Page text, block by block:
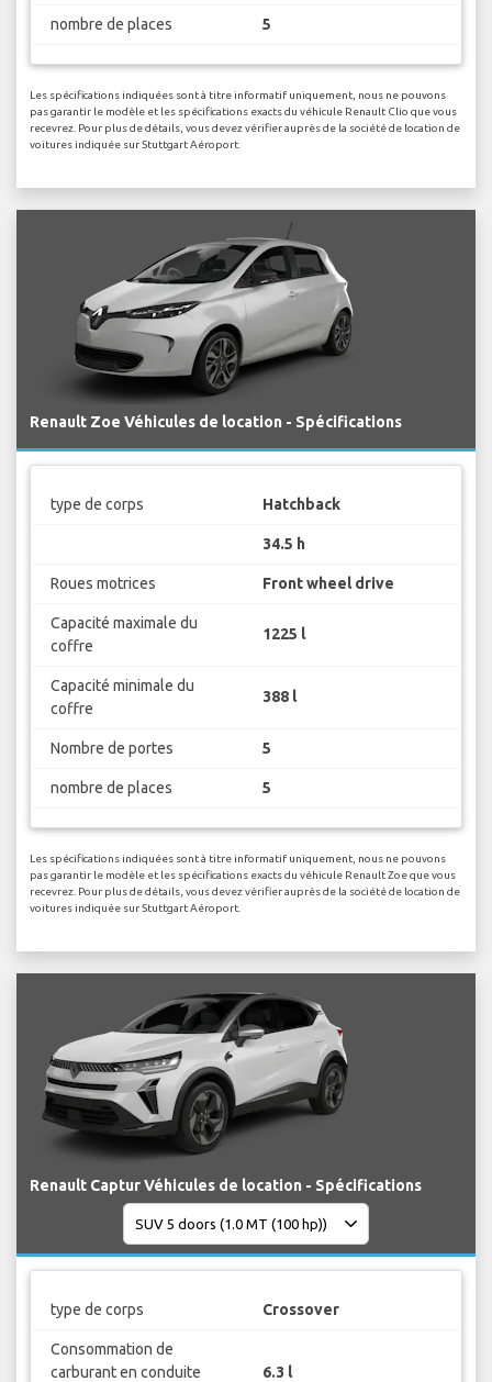
nombre de places 5
Les spécifications indiquées sont à titre informatif uniquement, nous ne pouvons
pas garantir le modèle et les spécifications exacts du véhicule Renault Clio que vous
recevrez. Pour plus de détails, vous devez vérifier auprès de la société de location de
voitures indiquée sur Stuttgart Aéroport.
Renault Zoe Véhicules de location - Spécifications
type de corps Hatchback
34.5 h
Roues motrices Front wheel drive
Capacité maximale du
coffre
1225 l
Capacité minimale du
coffre
388 l
Nombre de portes 5
nombre de places 5
Les spécifications indiquées sont à titre informatif uniquement, nous ne pouvons
pas garantir le modèle et les spécifications exacts du véhicule Renault Zoe que vous
recevrez. Pour plus de détails, vous devez vérifier auprès de la société de location de
voitures indiquée sur Stuttgart Aéroport.
Renault Captur Véhicules de location - Spécifications
type de corps Crossover
Consommation de
carburant en conduite
6.3 l